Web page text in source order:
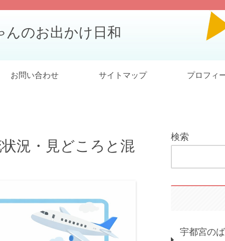
んのお出かけ日和
お問い合わせ サイトマップ プロフィ
況・見どころと混
検索
宇都宮の